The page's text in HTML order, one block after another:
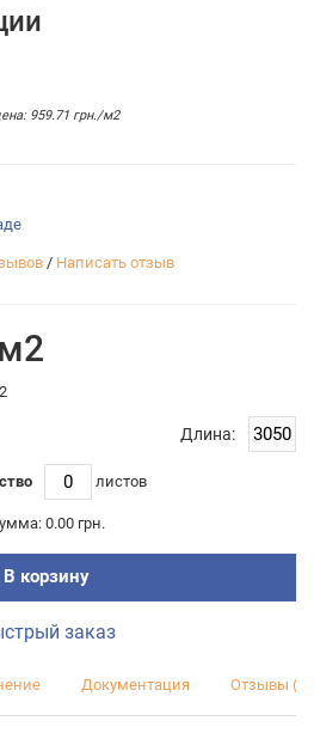
959.71 грн./м2
/ Написать отзыв
Длина:
листов
0.00 грн.
В корзину
заказ
Документация Отзывы (0)